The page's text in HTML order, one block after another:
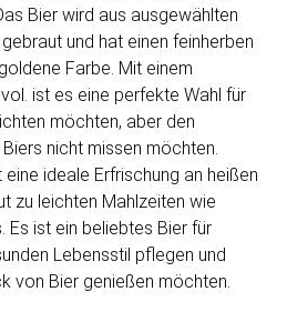
Bier wird aus ausgewählten
und hat einen feinherben
Farbe. Mit einem
ist es eine perfekte Wahl für
möchten, aber den
nicht missen möchten.
ideale Erfrischung an heißen
zu leichten Mahlzeiten wie
Es ist ein beliebtes Bier für
Lebensstil pflegen und
von Bier genießen möchten.